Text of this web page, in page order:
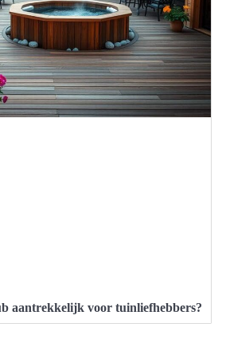
aantrekkelijk voor tuinliefhebbers?